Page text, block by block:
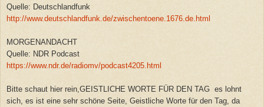
Quelle: Deutschlandfunk
http://www.deutschlandfunk.de/zwischentoene.1676.de.html
MORGENANDACHT
Quelle: NDR Podcast
https://www.ndr.de/radiomv/podcast4205.html
Bitte schaut hier rein,GEISTLICHE WORTE FÜR DEN TAG es lohnt
sich, es ist eine sehr schöne Seite, Geistliche Worte für den Tag, da